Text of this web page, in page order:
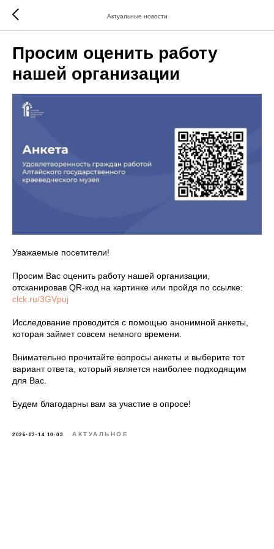
Актуальные новости
Просим оценить работу
нашей организации
Уважаемые посетители!
Просим Вас оценить работу нашей организации,
отсканировав QR-код на картинке или пройдя по ссылке:
clck.ru/3GVpuj
Исследование проводится с помощью анонимной анкеты,
которая займет совсем немного времени.
Внимательно прочитайте вопросы анкеты и выберите тот
вариант ответа, который является наиболее подходящим
для Вас.
Будем благодарны вам за участие в опросе!
2026-03-14 10:03 АКТУАЛЬНОЕ